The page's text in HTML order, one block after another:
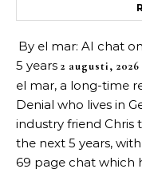
By el mar: AI chat
5 years 2 augusti, 2026
el mar, a long-time
Denial who lives in
industry friend Chris
the next 5 years,
69 page chat which